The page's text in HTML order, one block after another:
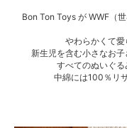
Bon Ton Toys が WWF（
やわらかくて愛
新生児を含む小さなお子
すべてのぬいぐる
中綿には100％リ